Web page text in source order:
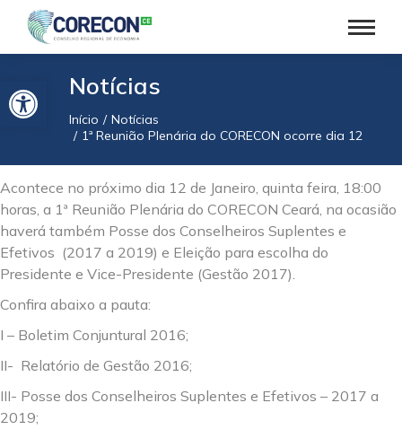
Barra de Ferramentas AbertaNotícias
Você está aqui:
Início
Notícias
1ª Reunião Plenária do CORECON ocorre dia 12
Acontece no próximo dia 12 de Janeiro, quinta feira, 18:00
horas, a 1ª Reunião Plenária do CORECON Ceará, na ocasião
haverá também Posse dos Conselheiros Suplentes e
Efetivos (2017 a 2019) e Eleição para escolha do
Presidente e Vice-Presidente (Gestão 2017).
Confira abaixo a pauta:
I – Boletim Conjuntural 2016;
II- Relatório de Gestão 2016;
III- Posse dos Conselheiros Suplentes e Efetivos – 2017 a
2019;